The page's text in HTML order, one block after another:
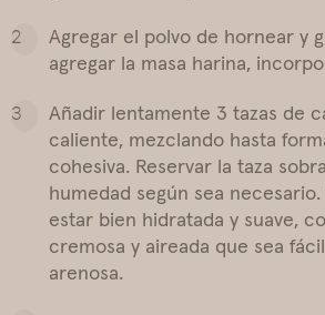
Agregar el polvo de hornear y
agregar la masa harina,
Añadir lentamente 3 tazas de
caliente, mezclando hasta
cohesiva. Reservar la taza
humedad según sea
estar bien hidratada y suave,
cremosa y aireada que sea
arenosa.